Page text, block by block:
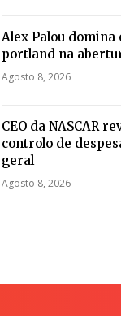
Alex Palou domina
portland na
Agosto 8, 2026
CEO da NASCAR
controlo de
geral
Agosto 8, 2026